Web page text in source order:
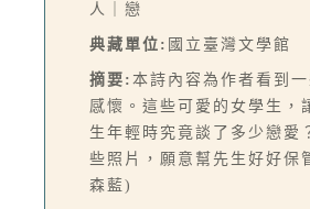
人｜戀
典藏單位: 國立臺灣文學館
摘要: 本詩內容為作者看到
感懷。這些可愛的女學生，
生年輕時究竟談了多少戀愛
些照片，願意幫先生好好保
森藍)